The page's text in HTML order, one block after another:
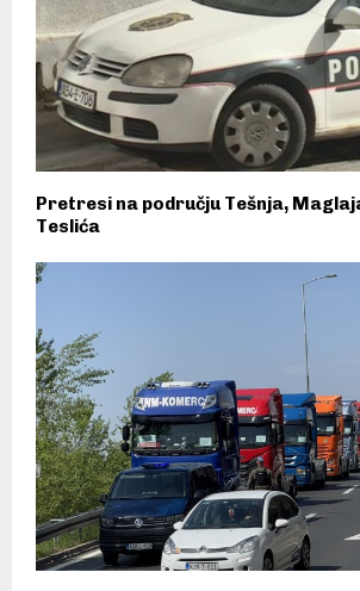
Pretresi na području Tešnja,
Teslića